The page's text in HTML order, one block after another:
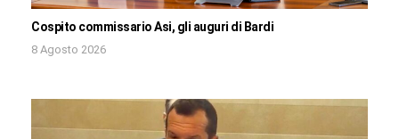
Cospito commissario Asi, gli auguri di Bardi
8 Agosto 2026